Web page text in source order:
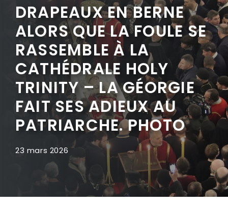
DRAPEAUX EN BERNE
ALORS QUE LA FOULE SE
RASSEMBLE À LA
CATHÉDRALE HOLY
TRINITY – LA GÉORGIE
FAIT SES ADIEUX AU
PATRIARCHE. PHOTO
23 mars 2026